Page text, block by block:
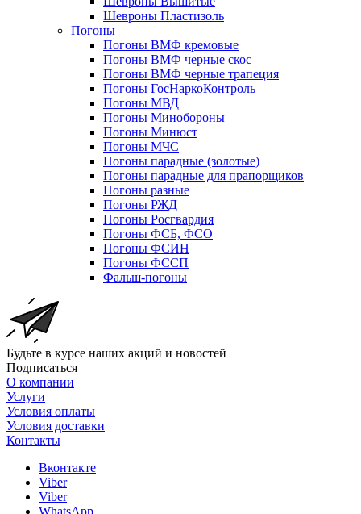
Шевроны Пластизоль
Погоны
Погоны ВМФ кремовые
Погоны ВМФ черные скос
Погоны ВМФ черные трапеция
Погоны ГосНаркоКонтроль
Погоны МВД
Погоны Минобороны
Погоны Минюст
Погоны МЧС
Погоны парадные (золотые)
Погоны парадные для прапорщиков
Погоны разные
Погоны РЖД
Погоны Росгвардия
Погоны ФСБ, ФСО
Погоны ФСИН
Погоны ФССП
Фальш-погоны
Будьте в курсе наших акций и новостей
Подписаться
О компании
Услуги
Условия оплаты
Условия доставки
Контакты
Вконтакте
Viber
Viber
WhatsApp